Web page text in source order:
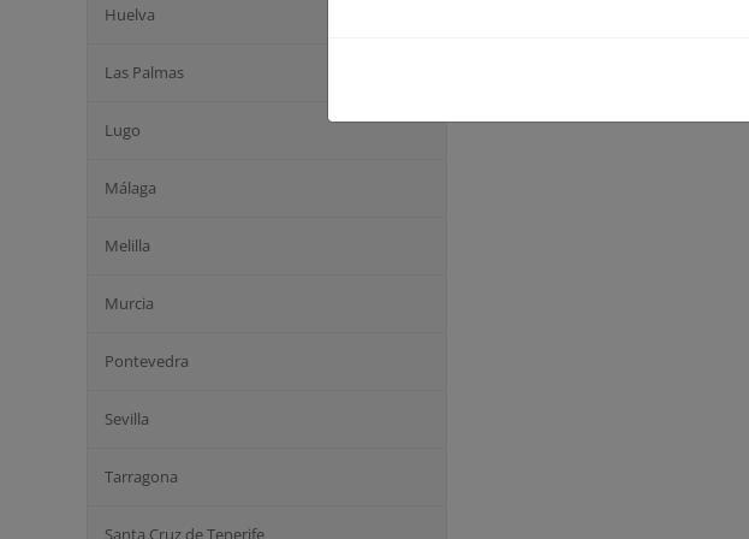
Huelva
Las Palmas
Lugo
Málaga
Melilla
Murcia
Pontevedra
Sevilla
Tarragona
Santa Cruz de Tenerife